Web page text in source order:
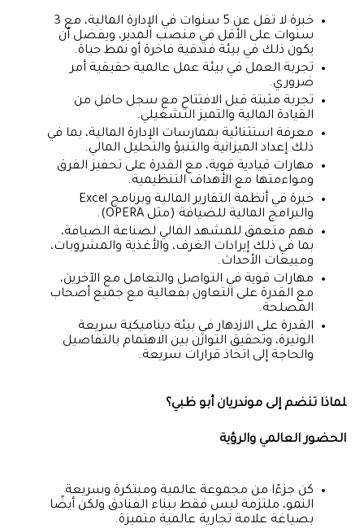
خبرة لا تقل عن 5 سنوات في الإدارة المالية، مع 3
سنوات على الأقل في منصب المدير، ويفضل أن
يكون ذلك في بيئة فندقية فاخرة أو نمط حياة.
تجربة العمل في بيئة عمل عالمية حقيقية أمر
ضروري.
تجربة مثبتة قبل الافتتاح مع سجل حافل من
القيادة المالية والتميز التشغيلي.
معرفة استثنائية بممارسات الإدارة المالية، بما في
ذلك إعداد الميزانية والتنبؤ والتحليل المالي.
مهارات قيادية قوية، مع القدرة على تحفيز الفرق
ومواءمتها مع الأهداف التنظيمية.
خبرة في أنظمة التقارير المالية وبرنامج Excel
والبرامج المالية للضيافة (مثل OPERA).
فهم متعمق للمشهد المالي لصناعة الضيافة،
بما في ذلك إيرادات الغرف، والأغذية والمشروبات،
ومبيعات الأحداث.
مهارات قوية في التواصل والتعامل مع الآخرين،
مع القدرة على التعاون بفعالية مع جميع أصحاب
المصلحة.
القدرة على الازدهار في بيئة ديناميكية سريعة
الوتيرة، وتحقيق التوازن بين الاهتمام بالتفاصيل
والحاجة إلى اتخاذ قرارات سريعة.
لماذا تنضم إلى موندريان أبو ظبي؟
الحضور العالمي والرؤية
كن جزءًا من مجموعة عالمية ومبتكرة وسريعة
النمو، ملتزمة ليس فقط ببناء الفنادق ولكن أيضًا
بصياغة علامة تجارية عالمية متميزة.